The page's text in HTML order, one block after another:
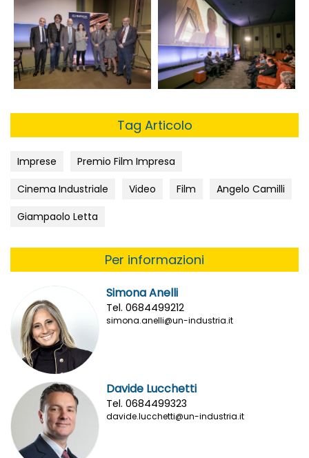
Tag Articolo
Imprese
Premio Film Impresa
Cinema Industriale
Video Film
Angelo Camilli
Giampaolo Letta
Per informazioni
Simona Anelli
Tel. 0684499212
simona.anelli@un-industria.it
Davide Lucchetti
Tel. 0684499323
davide.lucchetti@un-industria.it